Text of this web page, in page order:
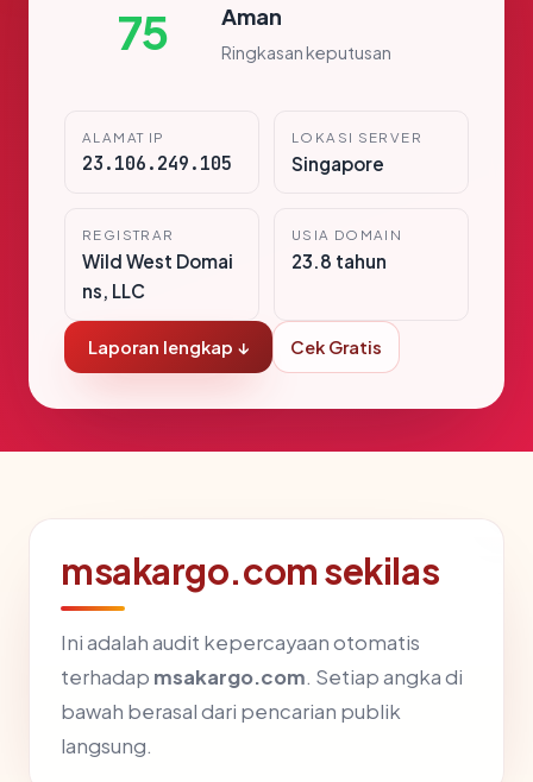
75 Aman
Ringkasan keputusan
ALAMAT IP
23.106.249.105
LOKASI SERVER
Singapore
REGISTRAR
Wild West Domai
ns, LLC
USIA DOMAIN
23.8 tahun
Laporan lengkap ↓ Cek Gratis
msakargo.com sekilas
Ini adalah audit kepercayaan otomatis
terhadap msakargo.com. Setiap angka di
bawah berasal dari pencarian publik
langsung.